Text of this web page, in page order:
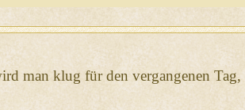
man klug für den vergangenen